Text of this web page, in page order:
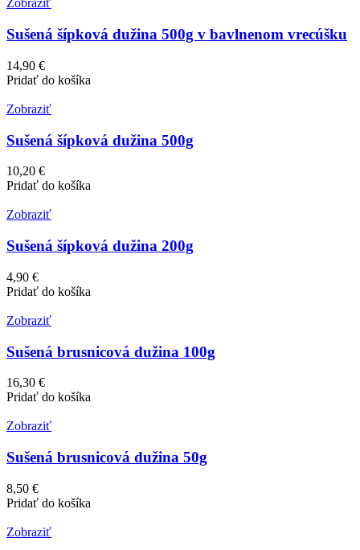
Zobraziť
Sušená šípková dužina 500g v bavlnenom vrecúšku
14,90 €
Pridať do košíka
Zobraziť
Sušená šípková dužina 500g
10,20 €
Pridať do košíka
Zobraziť
Sušená šípková dužina 200g
4,90 €
Pridať do košíka
Zobraziť
Sušená brusnicová dužina 100g
16,30 €
Pridať do košíka
Zobraziť
Sušená brusnicová dužina 50g
8,50 €
Pridať do košíka
Zobraziť